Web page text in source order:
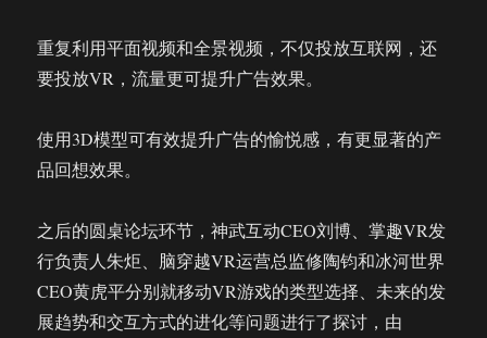
重复利用平面视频和全景视频，不仅投放互联网，还
要投放VR，流量更可提升广告效果。
使用3D模型可有效提升广告的愉悦感，有更显著的产
品回想效果。
之后的圆桌论坛环节，神武互动CEO刘博、掌趣VR发
行负责人朱炬、脑穿越VR运营总监修陶钧和冰河世界
CEO黄虎平分别就移动VR游戏的类型选择、未来的发
展趋势和交互方式的进化等问题进行了探讨，由